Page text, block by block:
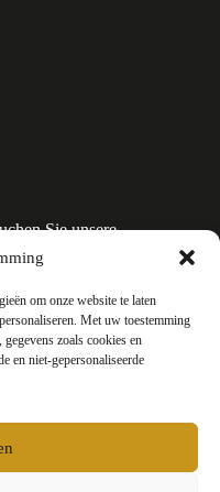
om onze website te laten
Met uw toestemming
zoals cookies en
en niet-gepersonaliseerde
Sie unsere